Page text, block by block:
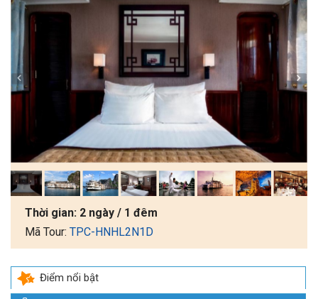
Thời gian: 2 ngày / 1 đêm
Mã Tour: TPC-HNHL2N1D
Điểm nổi bật